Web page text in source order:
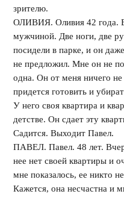
зрителю.
ОЛИВИЯ. Оливия 42 года.
мужчиной. Две ноги, две
посидели в парке, и он
не предложил. Мне он не
одна. Он от меня ничего
придется готовить и
У него своя квартира и
детстве. Он сдает эту
Садится. Выходит Павел.
ПАВЕЛ. Павел. 48 лет.
нее нет своей квартиры и
мне показалось, ее никто
Кажется, она несчастна и